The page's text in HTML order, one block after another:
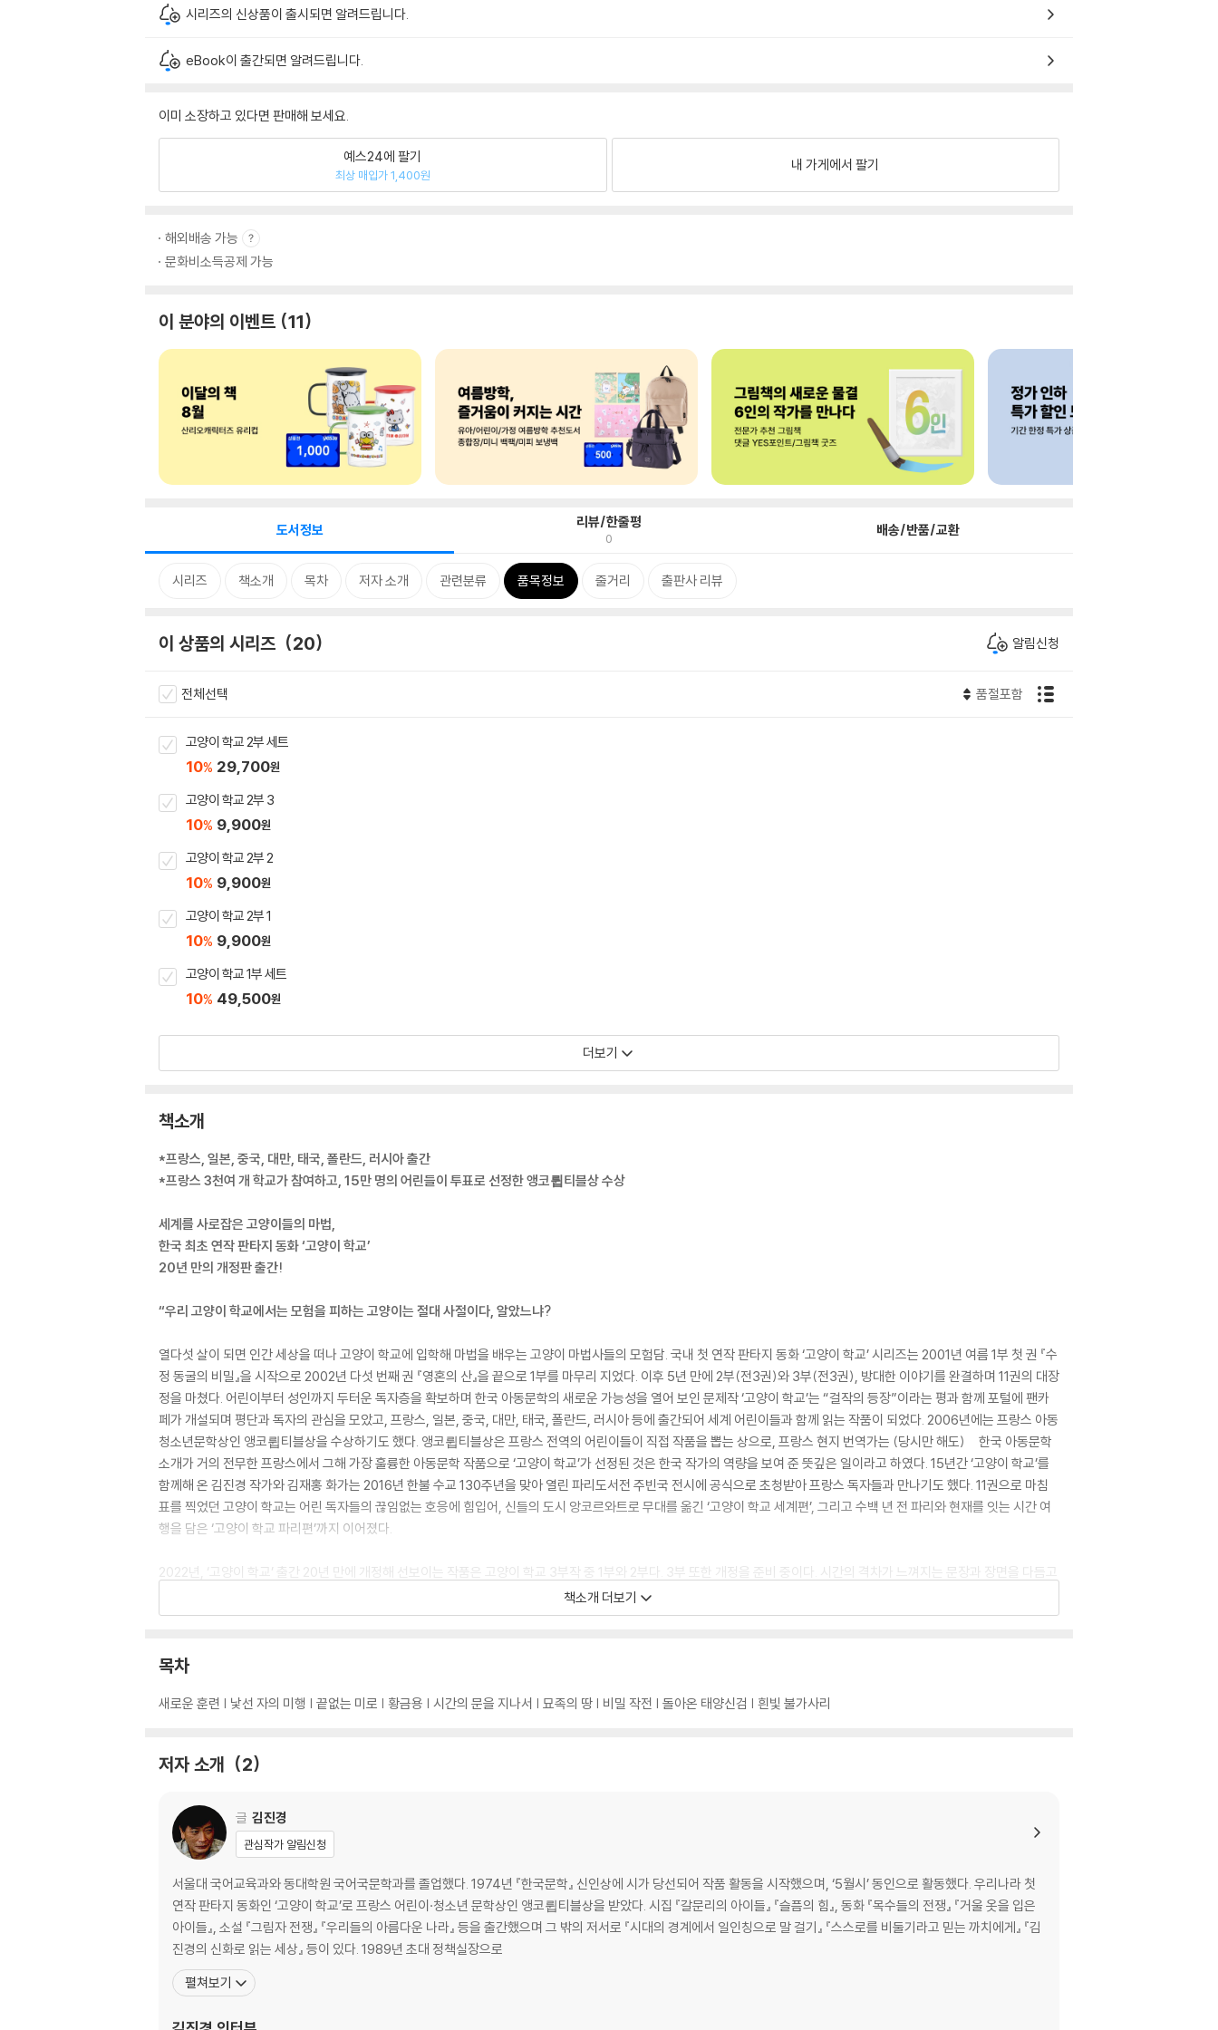
시리즈의 신상품이 출시되면 알려드립니다.
eBook이 출간되면 알려드립니다.
이미 소장하고 있다면 판매해 보세요.
예스24에 팔기
최상 매입가 1,400원
내 가게에서 팔기
해외배송 가능
문화비소득공제 가능
이 분야의 이벤트 11
도서정보 리뷰/한줄평
0 배송/반품/교환
시리즈 책소개 목차 저자 소개 관련분류 품목정보 줄거리 출판사 리뷰
이 상품의 시리즈 20 알림신청
전체선택 품절포함
고양이 학교 2부 세트
10% 29,700원
고양이 학교 2부 3
10% 9,900원
고양이 학교 2부 2
10% 9,900원
고양이 학교 2부 1
10% 9,900원
고양이 학교 1부 세트
10% 49,500원
더보기
책소개
*프랑스, 일본, 중국, 대만, 태국, 폴란드, 러시아 출간
*프랑스 3천여 개 학교가 참여하고, 15만 명의 어린들이 투표로 선정한 앵코륍티블상 수상
세계를 사로잡은 고양이들의 마법,
한국 최초 연작 판타지 동화 ‘고양이 학교’
20년 만의 개정판 출간!
“우리 고양이 학교에서는 모험을 피하는 고양이는 절대 사절이다, 알았느냐?
열다섯 살이 되면 인간 세상을 떠나 고양이 학교에 입학해 마법을 배우는 고양이 마법사들의 모험담. 국내 첫 연작 판타지 동화 ‘고양이 학교’ 시리즈는 2001년 여름 1부 첫 권 『수
정 동굴의 비밀』을 시작으로 2002년 다섯 번째 권 『영혼의 산』을 끝으로 1부를 마무리 지었다. 이후 5년 만에 2부(전3권)와 3부(전3권), 방대한 이야기를 완결하며 11권의 대장
정을 마쳤다. 어린이부터 성인까지 두터운 독자층을 확보하며 한국 아동문학의 새로운 가능성을 열어 보인 문제작 ‘고양이 학교’는 “걸작의 등장”이라는 평과 함께 포털에 팬카
페가 개설되며 평단과 독자의 관심을 모았고, 프랑스, 일본, 중국, 대만, 태국, 폴란드, 러시아 등에 출간되어 세계 어린이들과 함께 읽는 작품이 되었다. 2006년에는 프랑스 아동
청소년문학상인 앵코륍티블상을 수상하기도 했다. 앵코륍티블상은 프랑스 전역의 어린이들이 직접 작품을 뽑는 상으로, 프랑스 현지 번역가는 (당시만 해도) 한국 아동문학
소개가 거의 전무한 프랑스에서 그해 가장 훌륭한 아동문학 작품으로 ‘고양이 학교’가 선정된 것은 한국 작가의 역량을 보여 준 뜻깊은 일이라고 하였다. 15년간 ‘고양이 학교’를
함께해 온 김진경 작가와 김재홍 화가는 2016년 한불 수교 130주년을 맞아 열린 파리도서전 주빈국 전시에 공식으로 초청받아 프랑스 독자들과 만나기도 했다. 11권으로 마침
표를 찍었던 고양이 학교는 어린 독자들의 끊임없는 호응에 힘입어, 신들의 도시 앙코르와트로 무대를 옮긴 ‘고양이 학교 세계편’, 그리고 수백 년 전 파리와 현재를 잇는 시간 여
행을 담은 ‘고양이 학교 파리편’까지 이어졌다.
2022년, ‘고양이 학교’ 출간 20년 만에 개정해 선보이는 작품은 고양이 학교 3부작 중 1부와 2부다. 3부 또한 개정을 준비 중이다. 시간의 격차가 느껴지는 문장과 장면을 다듬고
아이들이 손에 쥐기 편한 크기로 바꾸었다. 20년 전 ‘고양이 학교’를 읽은 첫 어린이 독자가 어른이 되었을 시간, 변하지 않은 것은 ‘고양이 학교’에 담긴 폭넓은 사유와 종횡무진
펼쳐지는 신화와 환상의 세계가 그물망처럼 펼쳐져 독자를 사로잡는다는 것이다.
책소개 더보기
목차
새로운 훈련 | 낯선 자의 미행 | 끝없는 미로 | 황금용 | 시간의 문을 지나서 | 묘족의 땅 | 비밀 작전 | 돌아온 태양신검 | 흰빛 불가사리
저자 소개 2
글 김진경
관심작가 알림신청
서울대 국어교육과와 동대학원 국어국문학과를 졸업했다. 1974년 『한국문학』 신인상에 시가 당선되어 작품 활동을 시작했으며, ‘5월시’ 동인으로 활동했다. 우리나라 첫
연작 판타지 동화인 ‘고양이 학교’로 프랑스 어린이·청소년 문학상인 앵코륍티블상을 받았다. 시집 『갈문리의 아이들』 『슬픔의 힘』, 동화 『목수들의 전쟁』 『거울 옷을 입은
아이들』, 소설 『그림자 전쟁』 『우리들의 아름다운 나라』 등을 출간했으며 그 밖의 저서로 『시대의 경계에서 일인칭으로 말 걸기』 『스스로를 비둘기라고 믿는 까치에게』 『김
진경의 신화로 읽는 세상』 등이 있다. 1989년 초대 정책실장으로
펼쳐보기